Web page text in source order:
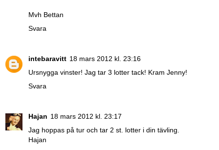
Mvh Bettan
Svara
intebaravitt 18 mars 2012 kl. 23:16
Ursnygga vinster! Jag tar 3 lotter tack! Kram Jenny!
Svara
Hajan 18 mars 2012 kl. 23:17
Jag hoppas på tur och tar 2 st. lotter i din tävling.
Hajan